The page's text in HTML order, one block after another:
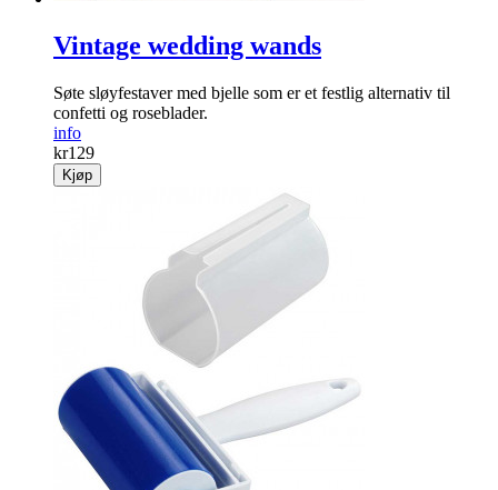
Vintage wedding wands
Søte sløyfestaver med bjelle som er et festlig alternativ til
confetti og roseblader.
info
kr129
Kjøp